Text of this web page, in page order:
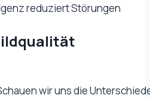
reduziert Störungen
wir uns die